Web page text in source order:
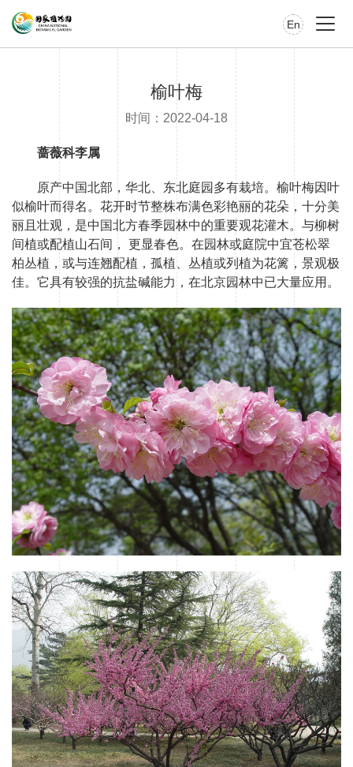
En
榆叶梅
时间：2022-04-18
蔷薇科李属
原产中国北部，华北、东北庭园多有栽培。榆叶梅因叶
似榆叶而得名。花开时节整株布满色彩艳丽的花朵，十分美
丽且壮观，是中国北方春季园林中的重要观花灌木。与柳树
间植或配植山石间， 更显春色。在园林或庭院中宜苍松翠
柏丛植，或与连翘配植，孤植、丛植或列植为花篱，景观极
佳。它具有较强的抗盐碱能力，在北京园林中已大量应用。